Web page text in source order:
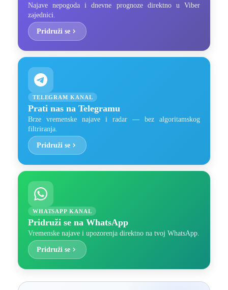
Najave nepogoda i dnevne prognoze direktno u Viber
zajednici.
Pridruži se
TELEGRAM KANAL
Prati nas na Telegramu
Brze vremenske najave i radar — bez algoritamskog
filtriranja.
Pridruži se
WHATSAPP KANAL
Pridruži se na WhatsApp
Vremenske najave i upozorenja direktno na tvoj WhatsApp.
Pridruži se